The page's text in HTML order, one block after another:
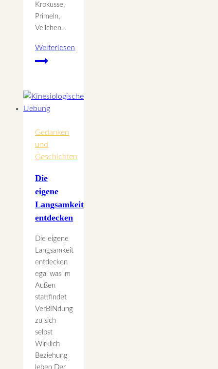
Krokusse,
Primeln,
Veilchen…
Weiterlesen
Neubeginn
jetzt
brauchst
aktiv
zu
werden
Gedanken
und
Geschichten
Die
eigene
Langsamkeit
entdecken
Die eigene
Langsamkeit
entdecken
egal was im
Außen
stattfindet
VerBINdung
zu sich
selbst
Wirklich
Beziehung
leben Der